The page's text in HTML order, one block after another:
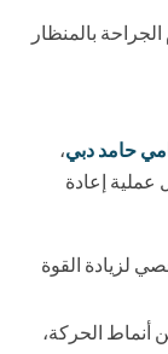
بالمنظار
حامد دبي،
عملية إعادة
لزيادة القوة
أنماط الحركة،